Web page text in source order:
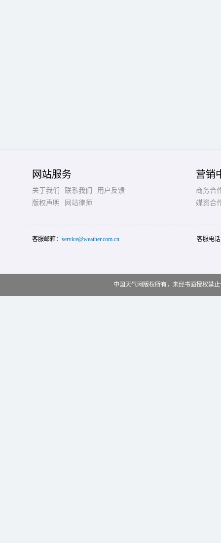
网站服务
关于我们 联系我们
用户反馈
版权声明
网站律师
营销
商务合
媒资合
客服邮箱： service@weather.com.cn 客服电
中国天气网版权所有，未经书面授权